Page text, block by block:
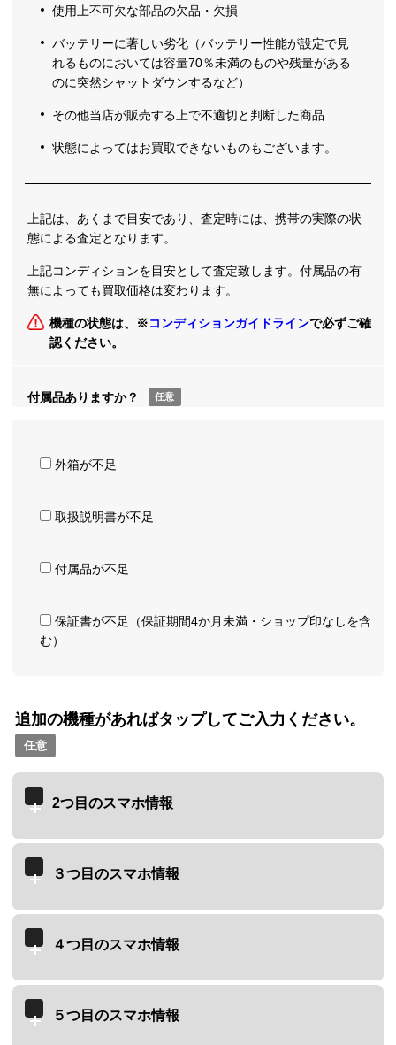
使用上不可欠な部品の欠品・欠損
バッテリーに著しい劣化（バッテリー性能が設定で見
れるものにおいては容量70％未満のものや残量がある
のに突然シャットダウンするなど）
その他当店が販売する上で不適切と判断した商品
状態によってはお買取できないものもございます。
上記は、あくまで目安であり、査定時には、携帯の実際の状
態による査定となります。
上記コンディションを目安として査定致します。付属品の有
無によっても買取価格は変わります。
機種の状態は、※コンディションガイドラインで必ずご確
認ください。
付属品ありますか？ 任意
外箱が不足
取扱説明書が不足
付属品が不足
保証書が不足（保証期間4か月未満・ショップ印なしを含
む）
追加の機種があればタップしてご入力ください。
任意
2つ目のスマホ情報
３つ目のスマホ情報
４つ目のスマホ情報
５つ目のスマホ情報